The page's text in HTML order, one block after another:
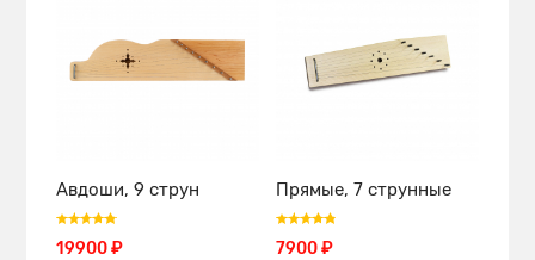
Авдоши, 9 струн
19900 ₽
Прямые, 7 струнные
7900 ₽